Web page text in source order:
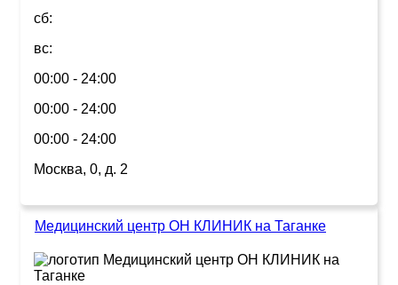
сб:
вс:
00:00 - 24:00
00:00 - 24:00
00:00 - 24:00
Москва, 0, д. 2
Медицинский центр ОН КЛИНИК на Таганке